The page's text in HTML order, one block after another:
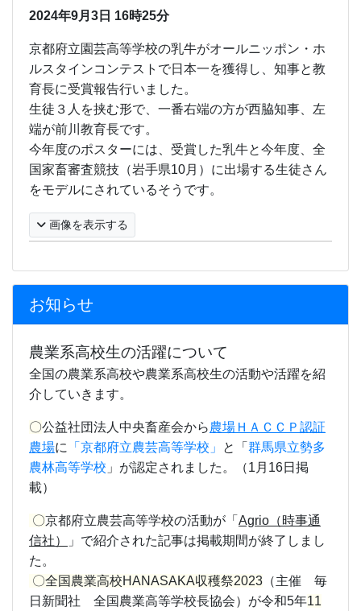
2024年9月3日 16時25分
京都府立園芸高等学校の乳牛がオールニッポン・ホ
ルスタインコンテストで日本一を獲得し、知事と教
育長に受賞報告行いました。
生徒３人を挟む形で、一番右端の方が西脇知事、左
端が前川教育長です。
今年度のポスターには、受賞した乳牛と今年度、全
国家畜審査競技（岩手県10月）に出場する生徒さん
をモデルにされているそうです。
画像を表示する
お知らせ
農業系高校生の活躍について
全国の農業系高校や農業系高校生の活動や活躍を紹
介していきます。
〇公益社団法人中央畜産会から農場ＨＡＣＣＰ認証
農場に 「京都府立農芸高等学校」 と「 群馬県立勢多
農林高等学校 」が認定されました。（1月16日掲
載）
〇京都府立農芸高等学校の活動が 「 Agrio（時事通
信社）
」 で紹介された記事は掲載期間が終了しまし
た。
〇全国農業高校HANASAKA収穫祭2023 （主催 毎
日新聞社 全国農業高等学校長協会）が令和5年11